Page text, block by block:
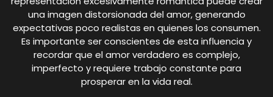
una imagen distorsionada del amor, generando
expectativas poco realistas en quienes los consumen.
Es importante ser conscientes de esta influencia y
recordar que el amor verdadero es complejo,
imperfecto y requiere trabajo constante para
prosperar en la vida real.